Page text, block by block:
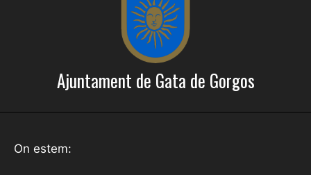
Ajuntament de Gata de Gorgos
On estem: